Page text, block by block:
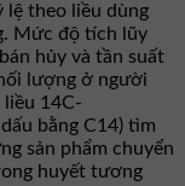
lệ theo liều dùng
Mức độ tích lũy
hủy và tần suất
lượng ở người
liều 14C-
bằng C14) tìm
sản phẩm chuyển
huyết tương